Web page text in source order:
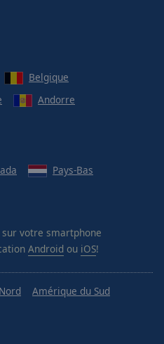
Belgique
Andorre
Pays-Bas
sur votre smartphone
Android ou iOS!
Amérique du Sud